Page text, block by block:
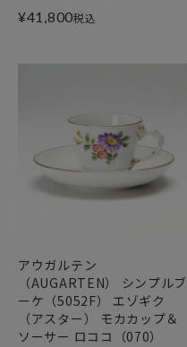
¥41,800税込
アウガルテン
（AUGARTEN） シンプルブ
ーケ（5052F） エゾギク
（アスター） モカカップ＆
ソーサー ロココ（070）